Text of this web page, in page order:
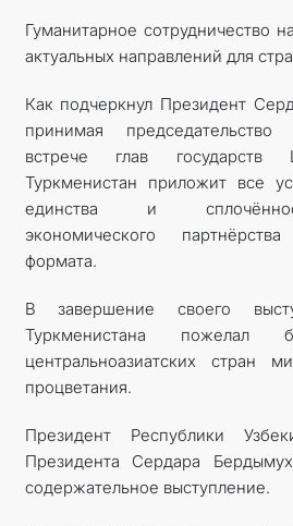
Гуманитарное сотрудничество
актуальных направлений для
Как подчеркнул Президент
принимая председательство
встрече глав государств
Туркменистан приложит все
единства и
экономического
формата.
В завершение своего
Туркменистана пожелал
центральноазиатских стран
процветания.
Президент Республики
Президента Сердара
содержательное выступление.